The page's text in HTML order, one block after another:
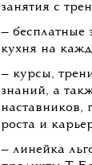
занятия с
— бесплатные
кухня на
— курсы,
знаний, а
наставников,
роста и
— линейка